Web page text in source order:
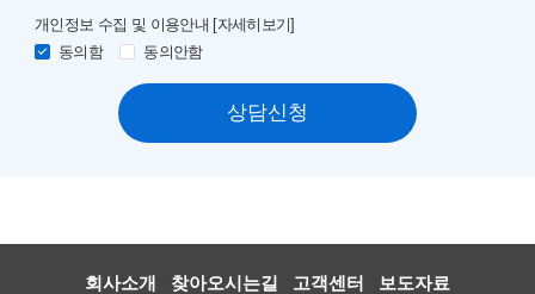
개인정보 수집 및 이용안내 [자세히보기]
동의함
동의안함
상담신청
회사소개 찾아오시는길 고객센터 보도자료